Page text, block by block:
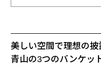
美しい空間で理想の
青山の3つのバンケッ